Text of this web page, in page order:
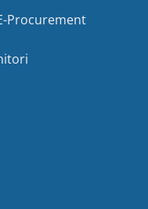
Procurement